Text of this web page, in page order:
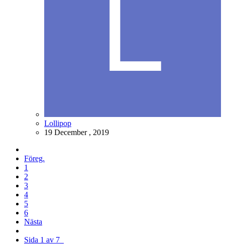
Lollipop
19 December , 2019
Föreg.
1
2
3
4
5
6
Nästa
Sida 1 av 7